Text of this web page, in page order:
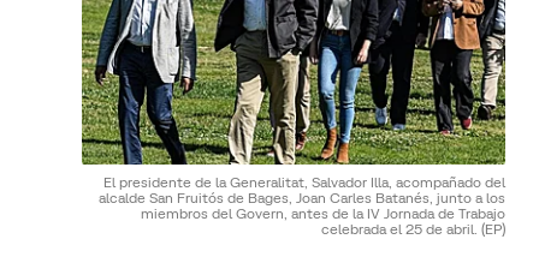
El presidente de la Generalitat, Salvador Illa, acompañado del
alcalde San Fruitós de Bages, Joan Carles Batanés, junto a los
miembros del Govern, antes de la IV Jornada de Trabajo
celebrada el 25 de abril. (EP)